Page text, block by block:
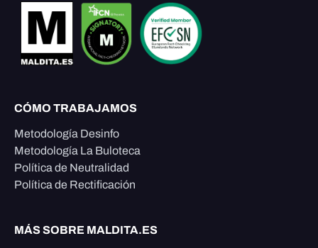
CÓMO TRABAJAMOS
Metodología Desinfo
Metodología La Buloteca
Política de Neutralidad
Política de Rectificación
MÁS SOBRE MALDITA.ES